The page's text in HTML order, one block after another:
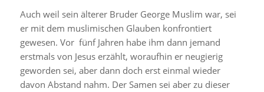
Auch weil sein älterer Bruder George Muslim war, sei
er mit dem muslimischen Glauben konfrontiert
gewesen. Vor fünf Jahren habe ihm dann jemand
erstmals von Jesus erzählt, woraufhin er neugierig
geworden sei, aber dann doch erst einmal wieder
davon Abstand nahm. Der Samen sei aber zu dieser